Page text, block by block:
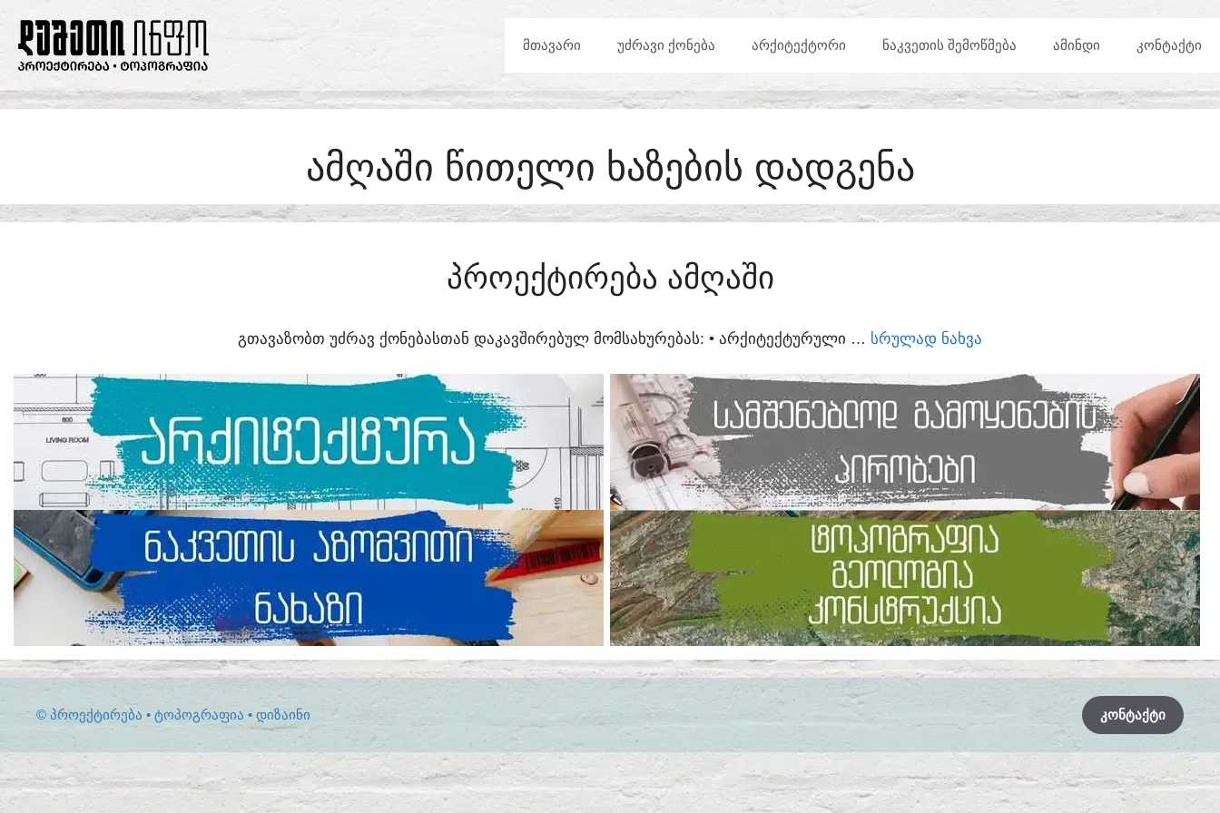
CONTENT
ᲛᲗᲐᲕᲐᲠᲘ ᲣᲫᲠᲐᲕᲘ ᲥᲝᲜᲔᲑᲐ ᲐᲠᲥᲘᲢᲔᲥᲢᲝᲠᲘ ᲜᲐᲙᲕᲔᲗᲘᲡ ᲨᲔᲛᲝᲬᲛᲔᲑᲐ ᲐᲛᲘᲜᲓᲘ ᲙᲝᲜᲢᲐᲥᲢᲘ
ᲐᲛᲦᲐᲨᲘ ᲬᲘᲗᲔᲚᲘ ᲮᲐᲖᲔᲑᲘᲡ ᲓᲐᲓᲒᲔᲜᲐ
ᲞᲠᲝᲔᲥᲢᲘᲠᲔᲑᲐ ᲐᲛᲦᲐᲨᲘ
ᲒᲗᲐᲕᲐᲖᲝᲑᲗ ᲣᲫᲠᲐᲕ ᲥᲝᲜᲔᲑᲐᲡᲗᲐᲜ ᲓᲐᲙᲐᲕᲨᲘᲠᲔᲑᲣᲚ ᲛᲝᲛᲡᲐᲮᲣᲠᲔᲑᲐᲡ:​ • ᲐᲠᲥᲘᲢᲔᲥᲢᲣᲠᲣᲚᲘ … ᲡᲠᲣᲚᲐᲓ ᲜᲐᲮᲕᲐ
ᲙᲝᲜᲢᲐᲥᲢᲘ
© ᲞᲠᲝᲔᲥᲢᲘᲠᲔᲑᲐ • ᲢᲝᲞᲝᲒᲠᲐᲤᲘᲐ • ᲓᲘᲖᲐᲘᲜᲘ